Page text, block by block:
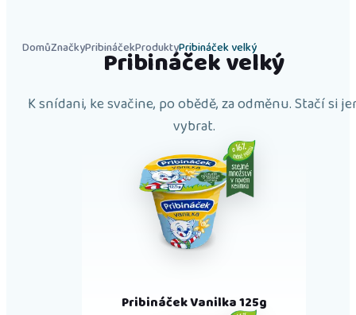
DomůZnačkyPribináčekProduktyPribináček velký
Pribináček velký
K snídani, ke svačine, po obědě, za odměnu. Stačí si
vybrat.
Pribináček Vanilka 125g